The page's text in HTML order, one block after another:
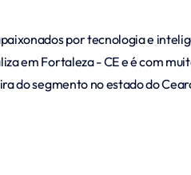
por tecnologia e
em Fortaleza - CE e é com
do segmento no estado do